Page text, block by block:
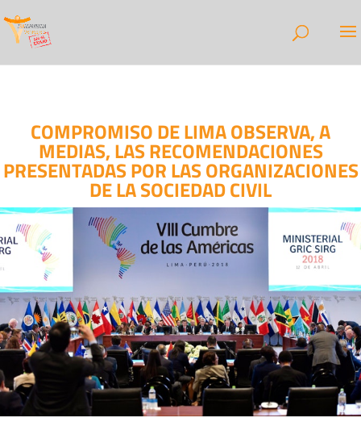
COMPROMISO DE LIMA OBSERVA, A
MEDIAS, LAS RECOMENDACIONES
PRESENTADAS POR LAS ORGANIZACIONES
DE LA SOCIEDAD CIVIL